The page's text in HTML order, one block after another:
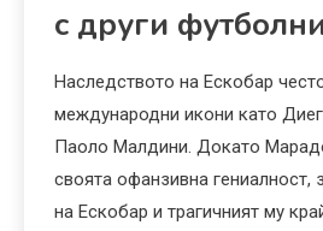
с други
Наследството на Ескобар
международни икони като
Паоло Малдини. Докато
своята офанзивна гениалност,
на Ескобар и трагичният му